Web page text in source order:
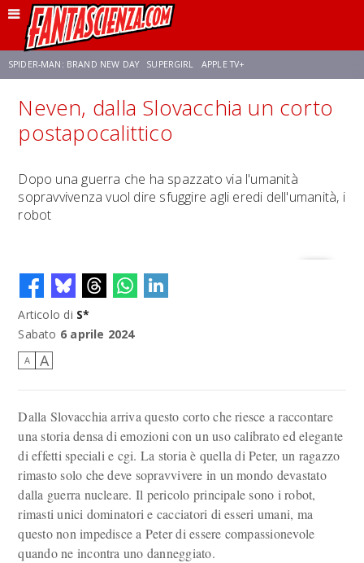
SPIDER-MAN: BRAND NEW DAY SUPERGIRL APPLE TV+
FRANCO RICCIARDIELLO ZENDAYA STAR TREK AVENGERS: DOOMSDAY
Neven, dalla Slovacchia un corto
postapocalittico
Dopo una guerra che ha spazzato via l'umanità
sopravvivenza vuol dire sfuggire agli eredi dell'umanità, i
robot
Articolo di S*
Sabato 6 aprile 2024
A A
Dalla Slovacchia arriva questo corto che riesce a raccontare
una storia densa di emozioni con un uso calibrato ed elegante
di effetti speciali e cgi. La storia è quella di Peter, un ragazzo
rimasto solo che deve sopravvivere in un mondo devastato
dalla guerra nucleare. Il pericolo principale sono i robot,
rimasti unici dominatori e cacciatori di esseri umani, ma
questo non impedisce a Peter di essere compassionevole
quando ne incontra uno danneggiato.